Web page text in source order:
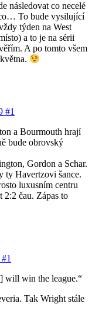
následovat co necelé
To bude vysilující
týden na West
a to je na sérii
A po tomto všem
#1
a Bourmouth hrají
bude obrovský
Gordon a Schar.
ty Havertzovi šance.
luxusním centru
2:2 čau. Zápas to
#1
will win the league.“
Tak Wright stále